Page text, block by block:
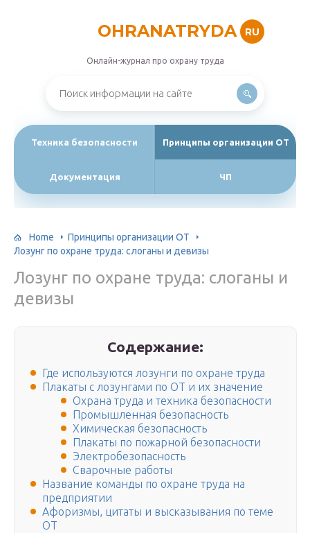
OHRANATRYDA RU
Онлайн-журнал про охрану труда
Техника безопасности Принципы организации ОТ
Документация ЧП
Home
Принципы организации ОТ
Лозунг по охране труда: слоганы и девизы
Лозунг по охране труда: слоганы и
девизы
Содержание:
Где используются лозунги по охране труда
Плакаты с лозунгами по ОТ и их значение
Охрана труда и техника безопасности
Промышленная безопасность
Химическая безопасность
Плакаты по пожарной безопасности
Электробезопасность
Сварочные работы
Название команды по охране труда на
предприятии
Афоризмы, цитаты и высказывания по теме
ОТ